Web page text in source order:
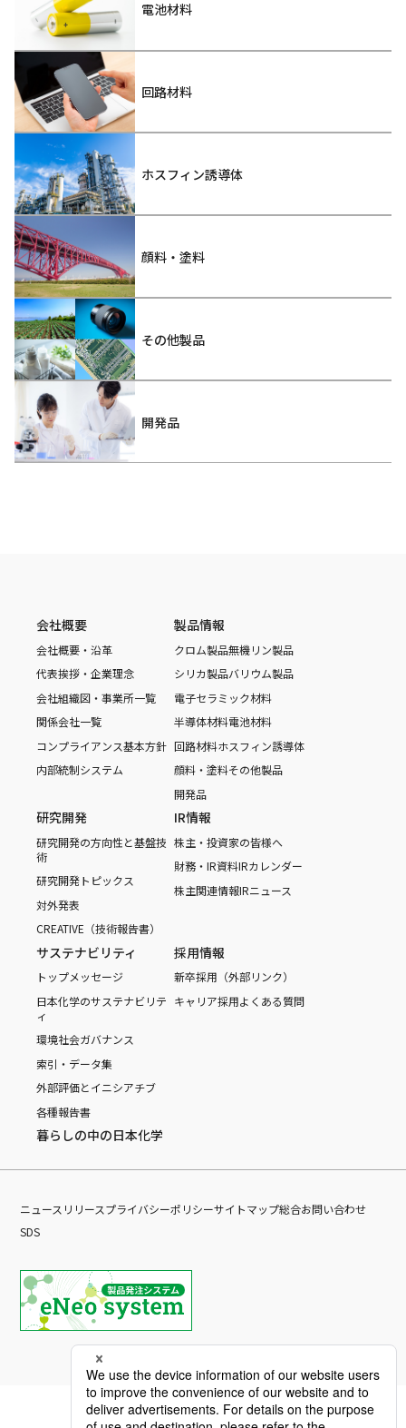
電池材料
回路材料
ホスフィン誘導体
顔料・塗料
その他製品
開発品
会社概要
会社概要・沿革
代表挨拶・企業理念
会社組織図・事業所一覧
関係会社一覧
コンプライアンス基本方針
内部統制システム
製品情報
クロム製品無機リン製品
シリカ製品バリウム製品
電子セラミック材料
半導体材料電池材料
回路材料ホスフィン誘導体
顔料・塗料その他製品
開発品
研究開発
研究開発の方向性と基盤技
術
研究開発トピックス
対外発表
CREATIVE（技術報告書）
IR情報
株主・投資家の皆様へ
財務・IR資料IRカレンダー
株主関連情報IRニュース
サステナビリティ
トップメッセージ
日本化学のサステナビリテ
ィ
環境社会ガバナンス
索引・データ集
外部評価とイニシアチブ
各種報告書
採用情報
新卒採用（外部リンク）
キャリア採用よくある質問
暮らしの中の日本化学
ニュースリリースプライバシーポリシーサイトマップ総合お問い合わせ
SDS